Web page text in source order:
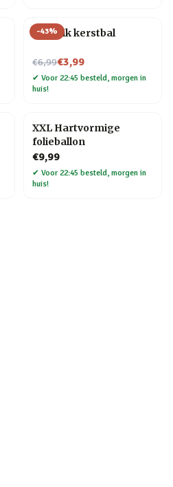
-43%
Bierblik kerstbal
€6,99
Nu voor€3,99
✔ Voor 22:45 besteld, morgen in
huis!
XXL Hartvormige
folieballon
€9,99
✔ Voor 22:45 besteld, morgen in
huis!